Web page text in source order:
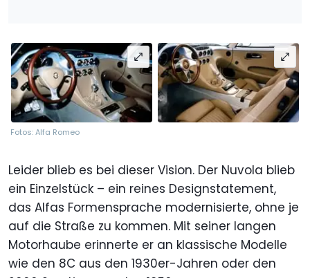
Fotos: Alfa Romeo
Leider blieb es bei dieser Vision. Der Nuvola blieb
ein Einzelstück – ein reines Designstatement,
das Alfas Formensprache modernisierte, ohne je
auf die Straße zu kommen. Mit seiner langen
Motorhaube erinnerte er an klassische Modelle
wie den 8C aus den 1930er-Jahren oder den